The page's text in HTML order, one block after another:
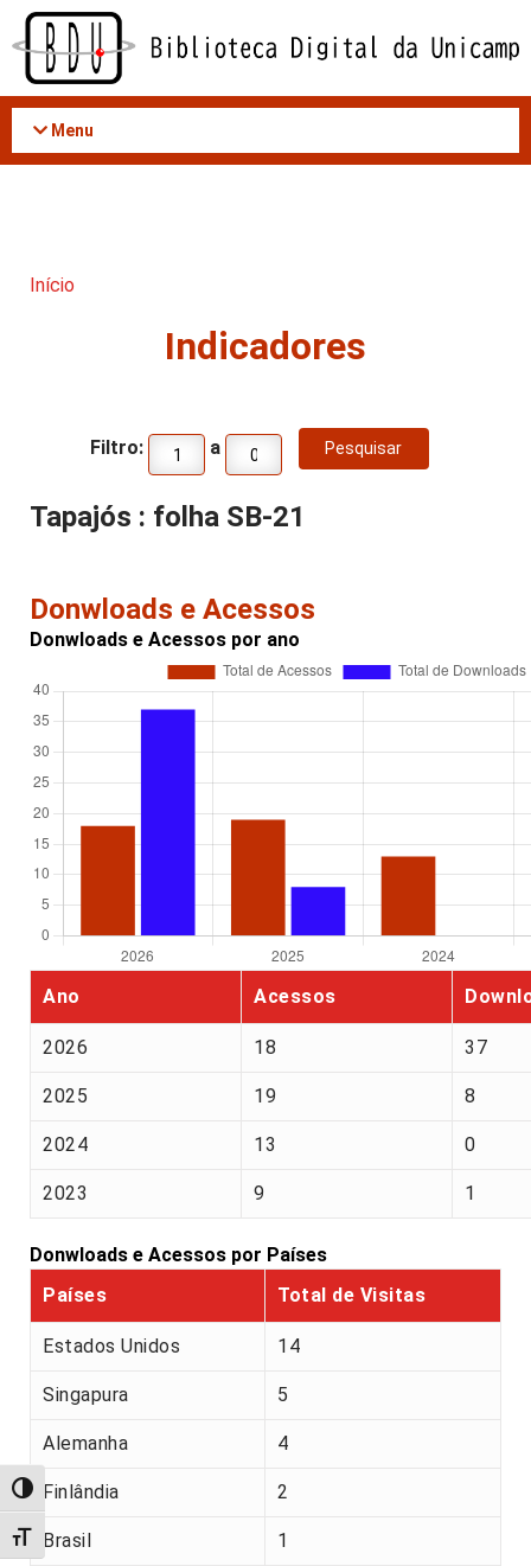
Acessar
conteúdo
Alternar alto contraste
Alternar tamanho da fonte
Menu
Início
Indicadores
Filtro: a
Tapajós : folha SB-21
Donwloads e Acessos
Donwloads e Acessos por ano
Ano Acessos
2026 18 37
2025 19 8
2024 13 0
2023 9 1
Donwloads e Acessos por Países
Países
Total de Visitas
Estados Unidos 14
Singapura 5
Alemanha 4
Finlândia 2
Brasil 1